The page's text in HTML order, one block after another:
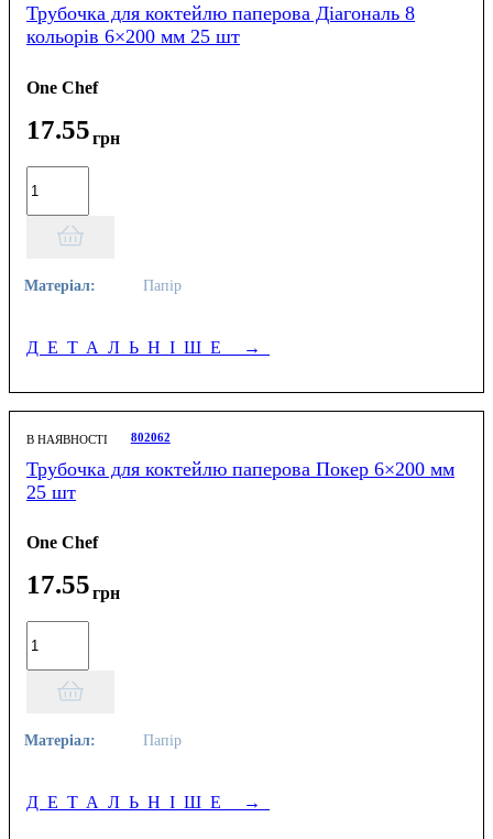
Трубочка для коктейлю паперова Діагональ 8
кольорів 6×200 мм 25 шт
One Chef
17.55грн
Матеріал: Папір
ДЕТАЛЬНІШЕ →
В НАЯВНОСТІ 802062
Трубочка для коктейлю паперова Покер 6×200 мм
25 шт
One Chef
17.55грн
Матеріал: Папір
ДЕТАЛЬНІШЕ →